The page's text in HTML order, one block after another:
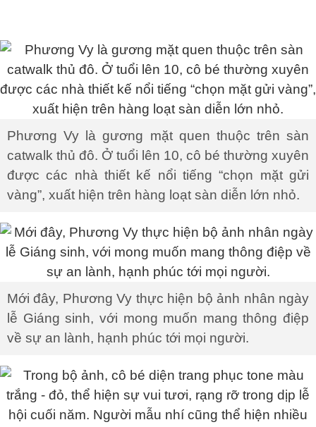
Phương Vy là gương mặt quen thuộc trên sàn
catwalk thủ đô. Ở tuổi lên 10, cô bé thường xuyên
được các nhà thiết kế nổi tiếng “chọn mặt gửi
vàng”, xuất hiện trên hàng loạt sàn diễn lớn nhỏ.
Mới đây, Phương Vy thực hiện bộ ảnh nhân ngày
lễ Giáng sinh, với mong muốn mang thông điệp
về sự an lành, hạnh phúc tới mọi người.